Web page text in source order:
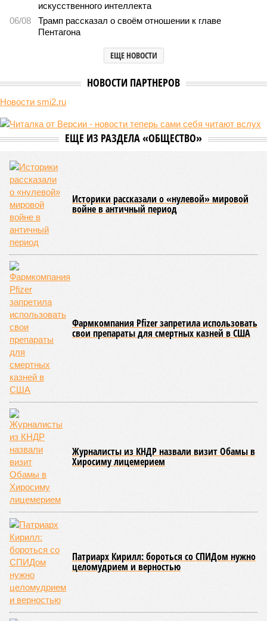
искусственного интеллекта
06/08
Трамп рассказал о своём отношении к главе
Пентагона
ЕЩЕ НОВОСТИ
НОВОСТИ ПАРТНЕРОВ
Новости smi2.ru
ЕЩЕ ИЗ РАЗДЕЛА «ОБЩЕСТВО»
Историки рассказали о «нулевой» мировой
войне в античный период
Фармкомпания Pfizer запретила использовать
свои препараты для смертных казней в США
Журналисты из КНДР назвали визит Обамы в
Хиросиму лицемерием
Патриарх Кирилл: бороться со СПИДом нужно
целомудрием и верностью